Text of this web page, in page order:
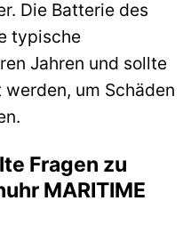
Die Batterie des
typische
Jahren und sollte
um Schäden
Fragen zu
MARITIME